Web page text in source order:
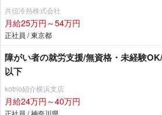
共信冷熱株式会社
月給25万円～54万円
正社員 / 東京都
障がい者の就労支援/無資格・未経験
以下
kotrio紹介横浜支店
月給24万円～40万円
正社員 / 神奈川県